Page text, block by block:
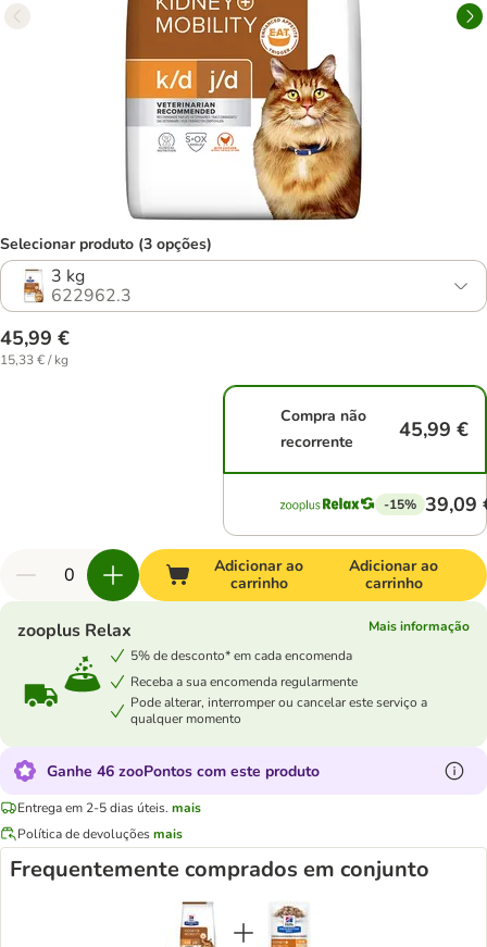
Selecionar produto (3 opções)
3 kg
622962.3
45,99 €
15,33 € / kg
Compra não
recorrente
45,99 €
-15% 39,09
Adicionar ao
carrinho
Adicionar ao
carrinho
zooplus Relax
Mais informação
5% de desconto* em cada encomenda
Receba a sua encomenda regularmente
Pode alterar, interromper ou cancelar este serviço a
qualquer momento
Ganhe 46 zooPontos com este produto
Entrega em 2-5 dias úteis. mais
Política de devoluçõesmais
Frequentemente comprados em conjunto